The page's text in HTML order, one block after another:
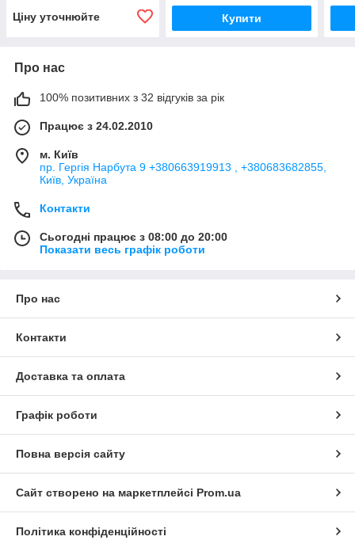
Ціну уточнюйте Купити
Про нас
100% позитивних з 32 відгуків за рік
Працює з 24.02.2010
м. Київ
пр. Гергія Нарбута 9 +380663919913 , +380683682855,
Київ, Україна
Контакти
Сьогодні працює з 08:00 до 20:00
Показати весь графік роботи
Про нас
Контакти
Доставка та оплата
Графік роботи
Повна версія сайту
Сайт створено на маркетплейсі Prom.ua
Політика конфіденційності